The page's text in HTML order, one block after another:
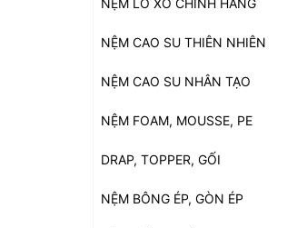
NỆM CAO SU THIÊN NHIÊN
NỆM CAO SU NHÂN TẠO
NỆM FOAM, MOUSSE, PE
DRAP, TOPPER, GỐI
NỆM BÔNG ÉP, GÒN ÉP